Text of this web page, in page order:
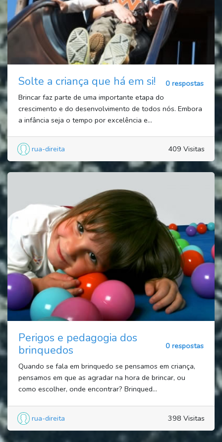
Solte a criança que há em si!
0 respostas
Brincar faz parte de uma importante etapa do
crescimento e do desenvolvimento de todos nós. Embora
a infância seja o tempo por excelência e...
rua-direita 409 Visitas
Perigos e pedagogia dos
brinquedos
0 respostas
Quando se fala em brinquedo se pensamos em criança,
pensamos em que as agradar na hora de brincar, ou
como escolher, onde encontrar? Brinqued...
rua-direita 398 Visitas